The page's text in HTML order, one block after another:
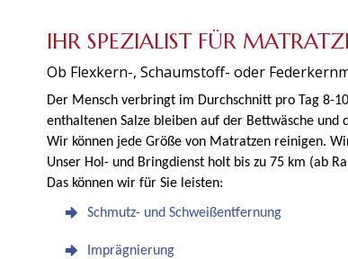
IHR SPEZIALIST FÜR
Ob Flexkern-, Schaumstoff- oder
Der Mensch verbringt im Durchschnitt pro Tag 8-
enthaltenen Salze bleiben auf der Bettwäsche
Wir können jede Größe von Matratzen reinigen.
Unser Hol- und Bringdienst holt bis zu 75 km (ab
Das können wir für Sie leisten:
Schmutz- und Schweißentfernung
Imprägnierung